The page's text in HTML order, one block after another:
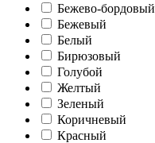
Бежево-бордовый
Бежевый
Белый
Бирюзовый
Голубой
Желтый
Зеленый
Коричневый
Красный